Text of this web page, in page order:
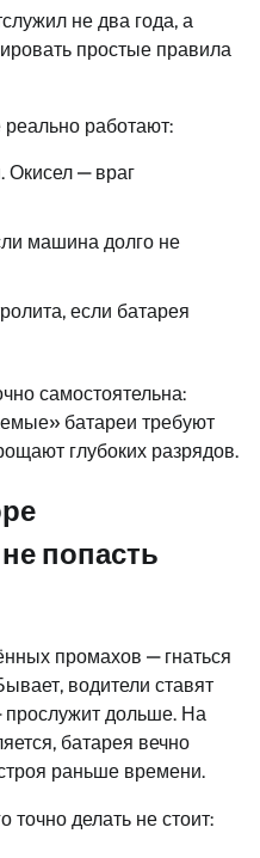
не два года, а
простые правила
работают:
Окисел — враг
машина долго не
если батарея
самостоятельна:
батареи требуют
глубоких разрядов.
попасть
промахов — гнаться
водители ставят
дольше. На
батарея вечно
раньше времени.
точно делать не стоит: